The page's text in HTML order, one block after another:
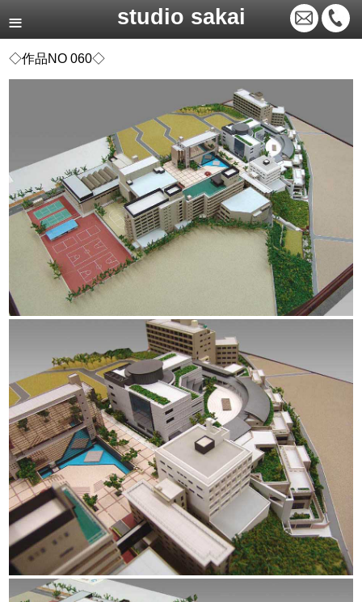
studio sakai
◇作品NO 060◇